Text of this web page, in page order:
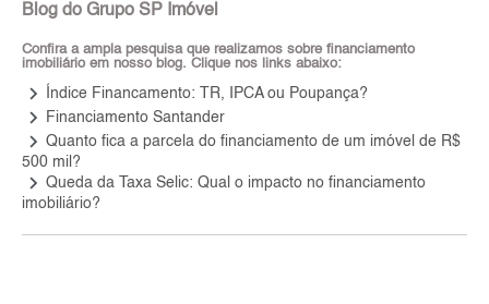
Blog do Grupo SP Imóvel
Confira a ampla pesquisa que realizamos sobre financiamento
imobiliário em nosso blog. Clique nos links abaixo:
keyboard_arrow_right Índice Financamento: TR, IPCA ou Poupança?
keyboard_arrow_right Financiamento Santander
keyboard_arrow_right Quanto fica a parcela do financiamento de um imóvel de R$
500 mil?
keyboard_arrow_right Queda da Taxa Selic: Qual o impacto no financiamento
imobiliário?